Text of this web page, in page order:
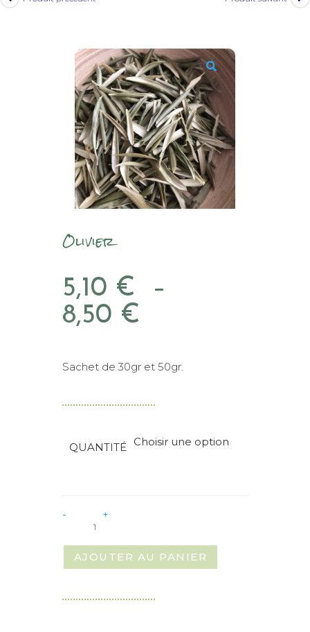
Olivier
5,10 €
–
8,50 €
Sachet de 30gr et 50gr.
QUANTITÉ Choisir une option
quantité
- +
AJOUTER AU PANIER